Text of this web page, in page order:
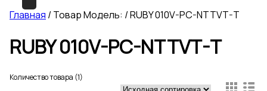
Главная / Товар Модель: / RUBY 010V-PC-NTTVT-T
RUBY 010V-PC-NTTVT-T
Количество товара (1)